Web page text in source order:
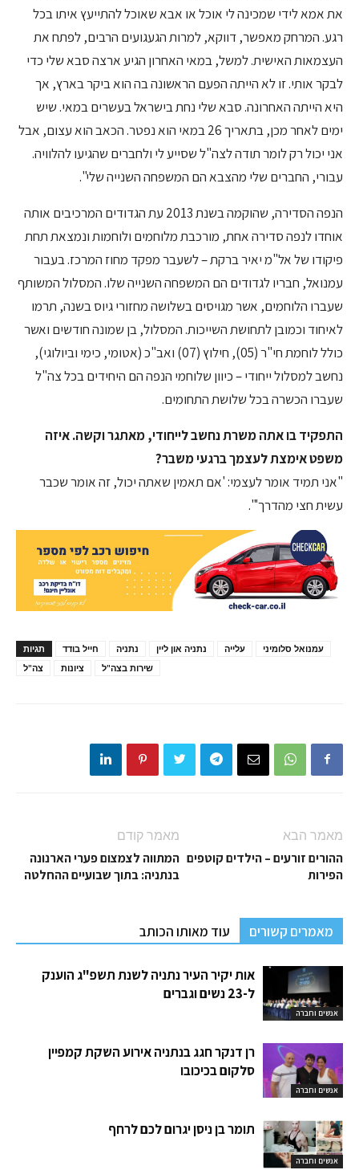
את אמא לידי שמכינה לי אוכל או אבא שאוכל להתייעץ איתו בכל
רגע. המרחק מאפשר, דווקא, למרות הגעגועים הרבים, לפתח את
העצמאות האישית. למשל, במאי האחרון הגיע ארצה סבא שלי כדי
לבקר אותי. זו לא הייתה הפעם הראשונה בה הוא ביקר בארץ, אך
היא הייתה האחרונה. סבא שלי נחת בישראל בעשרים במאי. שיש
ימים לאחר מכן, בתאריך 26 במאי הוא נפטר. הכאב הוא עצום, אבל
אני יכול רק לומר תודה לצה"ל שסייע לי ולחברים שהגיעו להלוויה.
עבורי, החברים שלי מהצבא הם המשפחה השנייה שלי".
הנפה הסדירה, שהוקמה בשנת 2013 עת הגדודים המרכיבים אותה
אוחדו לנפה סדירה אחת, מורכבת מלוחמים ולוחמות ונמצאת תחת
פיקודו של אל"מ יאיר ברקת – לשעבר מפקד מחוז המרכז. בעבור
עמנואל, חבריו לגדודים הם המשפחה השנייה שלו. המסלול המשותף
שעברו הלוחמים, אשר מגויסים בשלושה מחזורי גיוס בשנה, תרמו
לאיחוד וכמובן לתחושת השייכות. המסלול, בן שמונה חודשים ואשר
כולל לוחמת חי"ר (05), חילוץ (07) ואב"כ (אטומי, כימי וביולוגי),
נחשב למסלול ייחודי – כיוון שלוחמי הנפה הם היחידים בכל צה"ל
שעברו הכשרה בכל שלושת התחומים.
התפקיד בו אתה משרת נחשב לייחודי, מאתגר וקשה. איזה
משפט אימצת לעצמך ברגעי משבר?
"אני תמיד אומר לעצמי: 'אם תאמין שאתה יכול, זה אומר שכבר
עשית חצי מהדרך'".
תגיות חייל בודד נתניה נתניה און ליין עלייה
עמנואל סלומיני
צה"ל
ציונות שירות בצה"ל
מאמר קודם
המתווה לצמצום פערי הארנונה
בנתניה: בתוך שבועיים ההחלטה
מאמר הבא
ההורים זורעים – הילדים קוטפים
הפירות
מאמרים קשורים עוד מאותו הכותב
אנשים וחברה
אות יקיר העיר נתניה לשנת תשפ"ג הוענק
ל-23 נשים וגברים
אנשים וחברה
רן דנקר חגג בנתניה אירוע השקת קמפיין
סלקום בכיכובו
אנשים וחברה
תומר בן ניסן יגרום לכם לרחף